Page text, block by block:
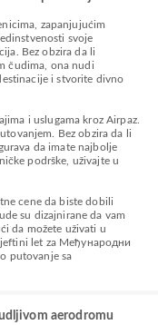
zapanjujućim
svoje
Bez obzira da li
čudima, ona nudi
i stvorite divno
i uslugama kroz Airpaz.
Bez obzira da li
da imate najbolje
podrške, uživajte u
cene da biste dobili
su dizajnirane da vam
da možete uživati u
let za Међународни
putovanje sa
aerodromu